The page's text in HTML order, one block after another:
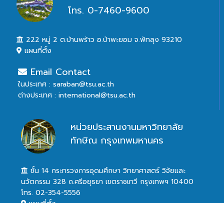
โทร. 0-7460-9600
222 หมู่ 2 ต.บ้านพร้าว อ.ป่าพะยอม จ.พัทลุง 93210
แผนที่ตั้ง
Email Contact
ในประเทศ : saraban@tsu.ac.th
ต่างประเทศ : international@tsu.ac.th
หน่วยประสานงานมหาวิทยาลัย
ทักษิณ กรุงเทพมหานคร
ชั้น 14 กระทรวงการอุดมศึกษา วิทยาศาสตร์ วิจัยและ
นวัตกรรม 328 ถ.ศรีอยุธยา เขตราชเทวี กรุงเทพฯ 10400
โทร. 02-354-5556